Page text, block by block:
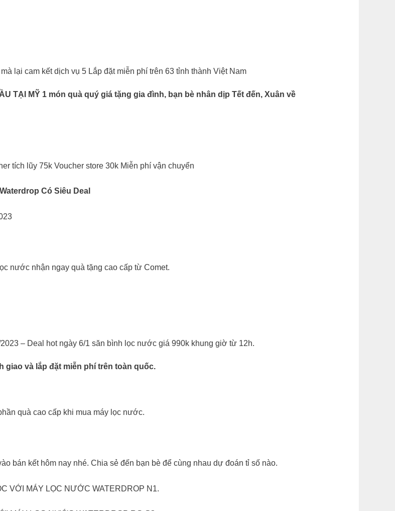
lại cam kết dịch vụ 5 Lắp đặt miễn phí trên 63 tỉnh thành Việt Nam
TẠI MỸ 1 món quà quý giá tặng gia đình, bạn bè nhân dịp Tết đến, Xuân về
tích lũy 75k Voucher store 30k Miễn phí vận chuyển
Có Siêu Deal
nước nhận ngay quà tặng cao cấp từ Comet.
– Deal hot ngày 6/1 săn bình lọc nước giá 990k khung giờ từ 12h.
giao và lắp đặt miễn phí trên toàn quốc.
quà cao cấp khi mua máy lọc nước.
bán kết hôm nay nhé. Chia sẻ đến bạn bè để cùng nhau dự đoán tỉ số nào.
VỚI MÁY LỌC NƯỚC WATERDROP N1.